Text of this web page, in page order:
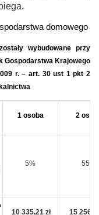
domowego
wybudowane przy
Gospodarstwa Krajowego
r. – art. 30 ust 1 pkt 2
1 osoba 2
5% 55%
10 335,21 zł 15